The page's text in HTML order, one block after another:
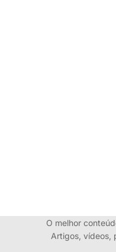
O melhor
Artigos, vídeos,